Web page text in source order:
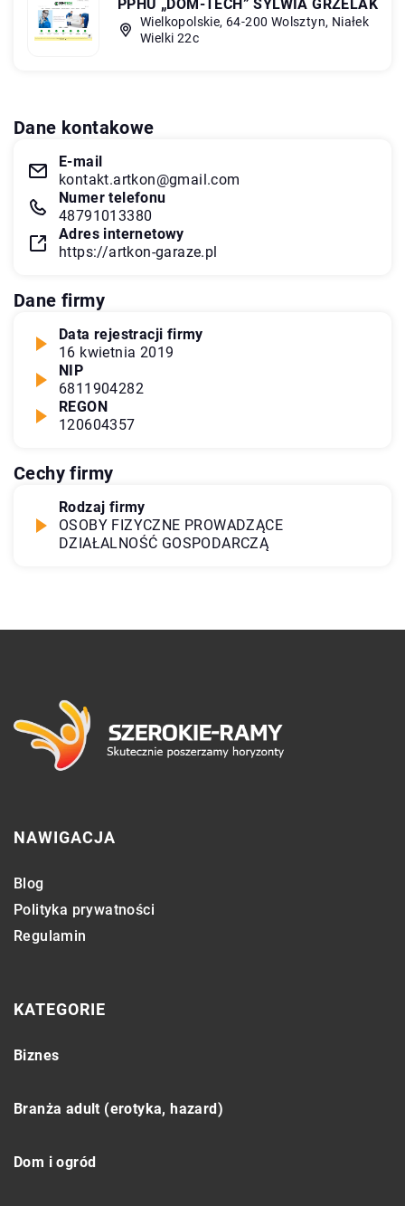
PPHU „DOM-TECH” SYLWIA GRZELAK
Wielkopolskie, 64-200 Wolsztyn, Niałek
Wielki 22c
Dane kontakowe
E-mail
kontakt.artkon@gmail.com
Numer telefonu
48791013380
Adres internetowy
https://artkon-garaze.pl
Dane firmy
Data rejestracji firmy
16 kwietnia 2019
NIP
6811904282
REGON
120604357
Cechy firmy
Rodzaj firmy
OSOBY FIZYCZNE PROWADZĄCE
DZIAŁALNOŚĆ GOSPODARCZĄ
NAWIGACJA
Blog
Polityka prywatności
Regulamin
KATEGORIE
Biznes
Branża adult (erotyka, hazard)
Dom i ogród